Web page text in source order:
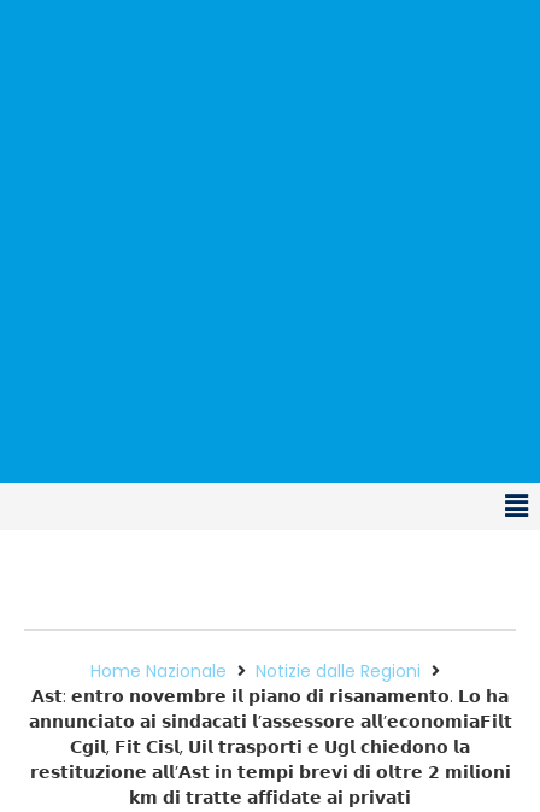
Home Nazionale
Notizie dalle Regioni
𝗔𝘀𝘁: 𝗲𝗻𝘁𝗿𝗼 𝗻𝗼𝘃𝗲𝗺𝗯𝗿𝗲 𝗶𝗹 𝗽𝗶𝗮𝗻𝗼 𝗱𝗶 𝗿𝗶𝘀𝗮𝗻𝗮𝗺𝗲𝗻𝘁𝗼. 𝗟𝗼 𝗵𝗮
𝗮𝗻𝗻𝘂𝗻𝗰𝗶𝗮𝘁𝗼 𝗮𝗶 𝘀𝗶𝗻𝗱𝗮𝗰𝗮𝘁𝗶 𝗹’𝗮𝘀𝘀𝗲𝘀𝘀𝗼𝗿𝗲 𝗮𝗹𝗹’𝗲𝗰𝗼𝗻𝗼𝗺𝗶𝗮𝗙𝗶𝗹𝘁
𝗖𝗴𝗶𝗹, 𝗙𝗶𝘁 𝗖𝗶𝘀𝗹, 𝗨𝗶𝗹 𝘁𝗿𝗮𝘀𝗽𝗼𝗿𝘁𝗶 𝗲 𝗨𝗴𝗹 𝗰𝗵𝗶𝗲𝗱𝗼𝗻𝗼 𝗹𝗮
𝗿𝗲𝘀𝘁𝗶𝘁𝘂𝘇𝗶𝗼𝗻𝗲 𝗮𝗹𝗹’𝗔𝘀𝘁 𝗶𝗻 𝘁𝗲𝗺𝗽𝗶 𝗯𝗿𝗲𝘃𝗶 𝗱𝗶 𝗼𝗹𝘁𝗿𝗲 𝟮 𝗺𝗶𝗹𝗶𝗼𝗻𝗶
𝗸𝗺 𝗱𝗶 𝘁𝗿𝗮𝘁𝘁𝗲 𝗮𝗳𝗳𝗶𝗱𝗮𝘁𝗲 𝗮𝗶 𝗽𝗿𝗶𝘃𝗮𝘁𝗶